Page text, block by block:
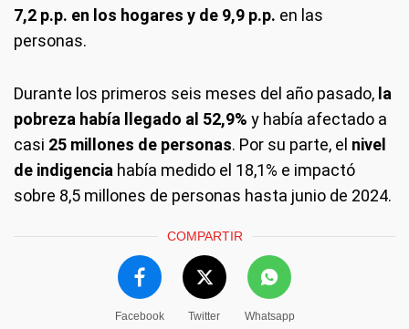
7,2 p.p. en los hogares y de 9,9 p.p. en las
personas.
Durante los primeros seis meses del año pasado, la
pobreza había llegado al 52,9% y había afectado a
casi 25 millones de personas. Por su parte, el nivel
de indigencia había medido el 18,1% e impactó
sobre 8,5 millones de personas hasta junio de 2024.
COMPARTIR
Facebook Twitter Whatsapp